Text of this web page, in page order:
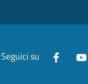
Seguici su